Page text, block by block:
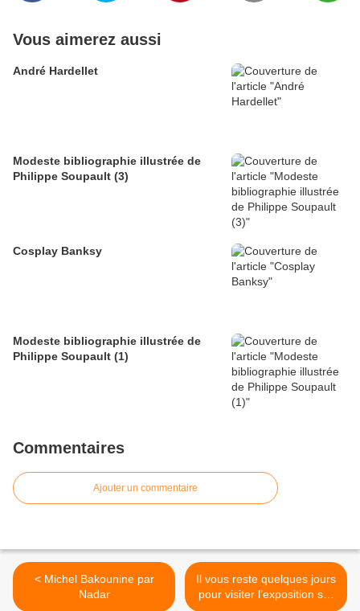
Vous aimerez aussi
André Hardellet
Modeste bibliographie illustrée de
Philippe Soupault (3)
Cosplay Banksy
Modeste bibliographie illustrée de
Philippe Soupault (1)
Commentaires
Ajouter un commentaire
< Michel Bakounine par
Nadar
Il vous reste quelques jours
pour visiter l’exposition sur